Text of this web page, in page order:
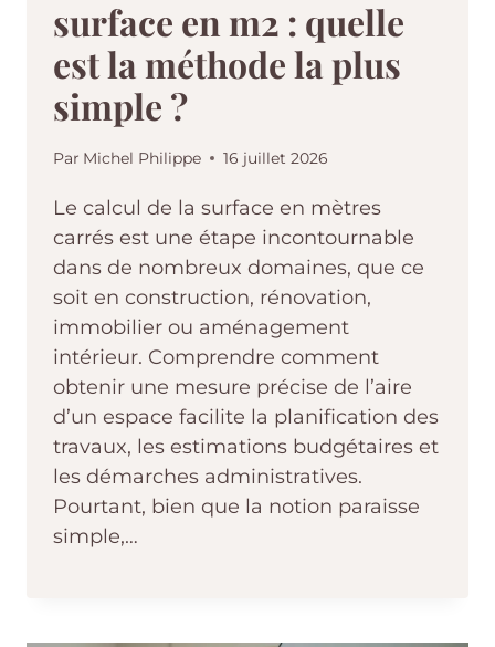
surface en m2 : quelle
est la méthode la plus
simple ?
Par Michel Philippe 16 juillet 2026
Le calcul de la surface en mètres
carrés est une étape incontournable
dans de nombreux domaines, que ce
soit en construction, rénovation,
immobilier ou aménagement
intérieur. Comprendre comment
obtenir une mesure précise de l’aire
d’un espace facilite la planification des
travaux, les estimations budgétaires et
les démarches administratives.
Pourtant, bien que la notion paraisse
simple,…